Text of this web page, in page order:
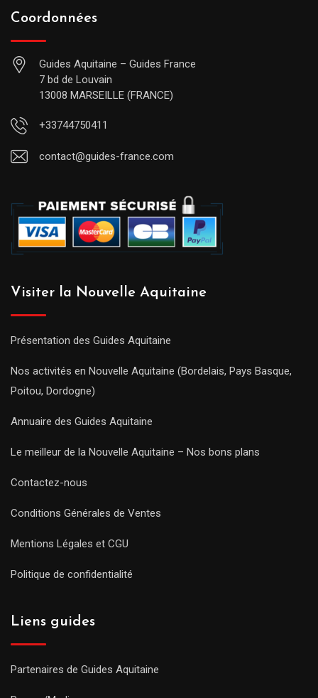
Coordonnées
Guides Aquitaine – Guides France
7 bd de Louvain
13008 MARSEILLE (FRANCE)
+33744750411
contact@guides-france.com
Visiter la Nouvelle Aquitaine
Présentation des Guides Aquitaine
Nos activités en Nouvelle Aquitaine (Bordelais, Pays Basque,
Poitou, Dordogne)
Annuaire des Guides Aquitaine
Le meilleur de la Nouvelle Aquitaine – Nos bons plans
Contactez-nous
Conditions Générales de Ventes
Mentions Légales et CGU
Politique de confidentialité
Liens guides
Partenaires de Guides Aquitaine